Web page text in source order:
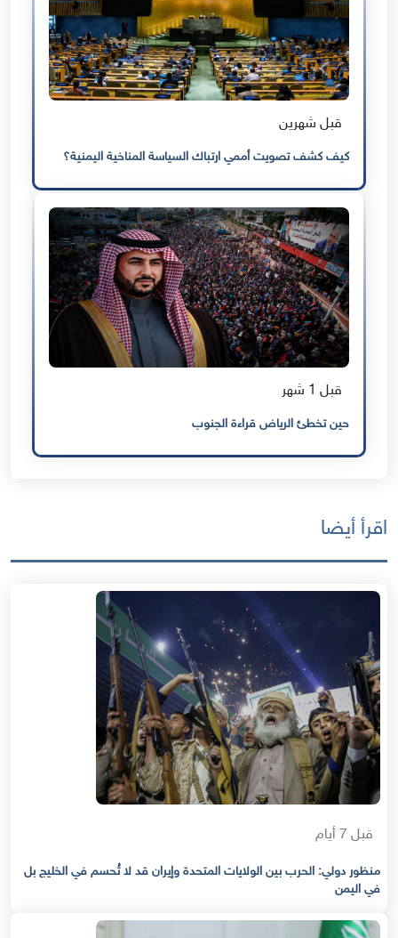
قبل شهرين
كيف كشف تصويت أممي ارتباك السياسة المناخية اليمنية؟
قبل 1 شهر
حين تخطئ الرياض قراءة الجنوب
اقرأ أيضا
قبل 7 أيام
منظور دولي: الحرب بين الولايات المتحدة وإيران قد لا تُحسم في الخليج بل
في اليمن